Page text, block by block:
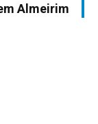
Almeirim